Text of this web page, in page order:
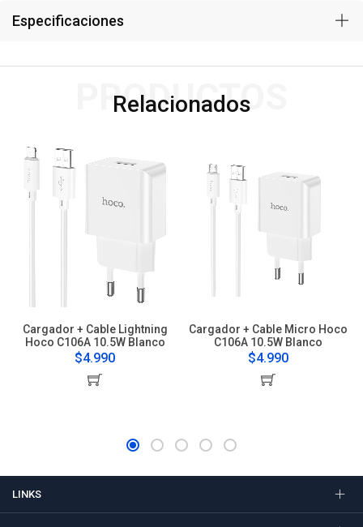
Especificaciones
Relacionados
PRODUCTOS
Cargador + Cable Lightning
Hoco C106A 10.5W Blanco
$4.990
Cargador + Cable Micro Hoco
C106A 10.5W Blanco
$4.990
LINKS